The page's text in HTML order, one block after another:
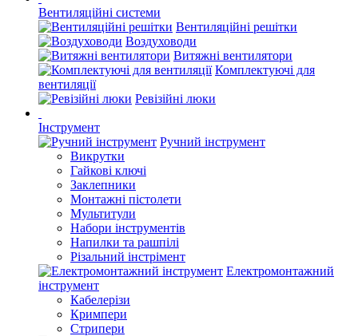
Вентиляційні системи
Вентиляційні решітки
Воздуховоди
Витяжні вентилятори
Комплектуючі для
вентиляції
Ревізійні люки
Інструмент
Ручний інструмент
Викрутки
Гайкові ключі
Заклепники
Монтажні пістолети
Мультитули
Набори інструментів
Напилки та рашпілі
Різальний інстрімент
Електромонтажний
інструмент
Кабелерізи
Кримпери
Стрипери